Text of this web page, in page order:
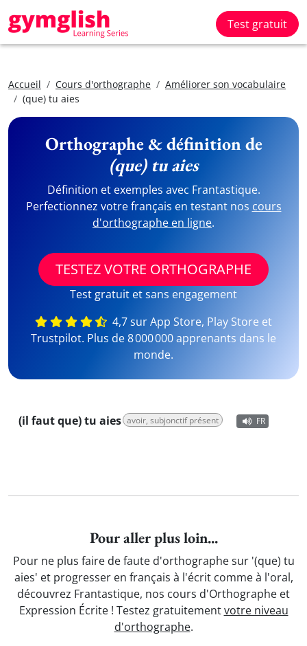
Test gratuit
Accueil Cours d'orthographe
Améliorer son vocabulaire
(que) tu aies
Orthographe & définition de
(que) tu aies
Définition et exemples avec Frantastique.
Perfectionnez votre français en testant nos cours
d'orthographe en ligne.
TESTEZ VOTRE ORTHOGRAPHE
Test gratuit et sans engagement
4,7 sur App Store, Play Store et
Trustpilot. Plus de 8 000 000 apprenants dans le
monde.
(il faut que) tu aies avoir, subjonctif présent FR
Pour aller plus loin...
Pour ne plus faire de faute d'orthographe sur '(que) tu
aies' et progresser en français à l'écrit comme à l'oral,
découvrez Frantastique, nos cours d'Orthographe et
Expression Écrite ! Testez gratuitementvotre niveau
d'orthographe.